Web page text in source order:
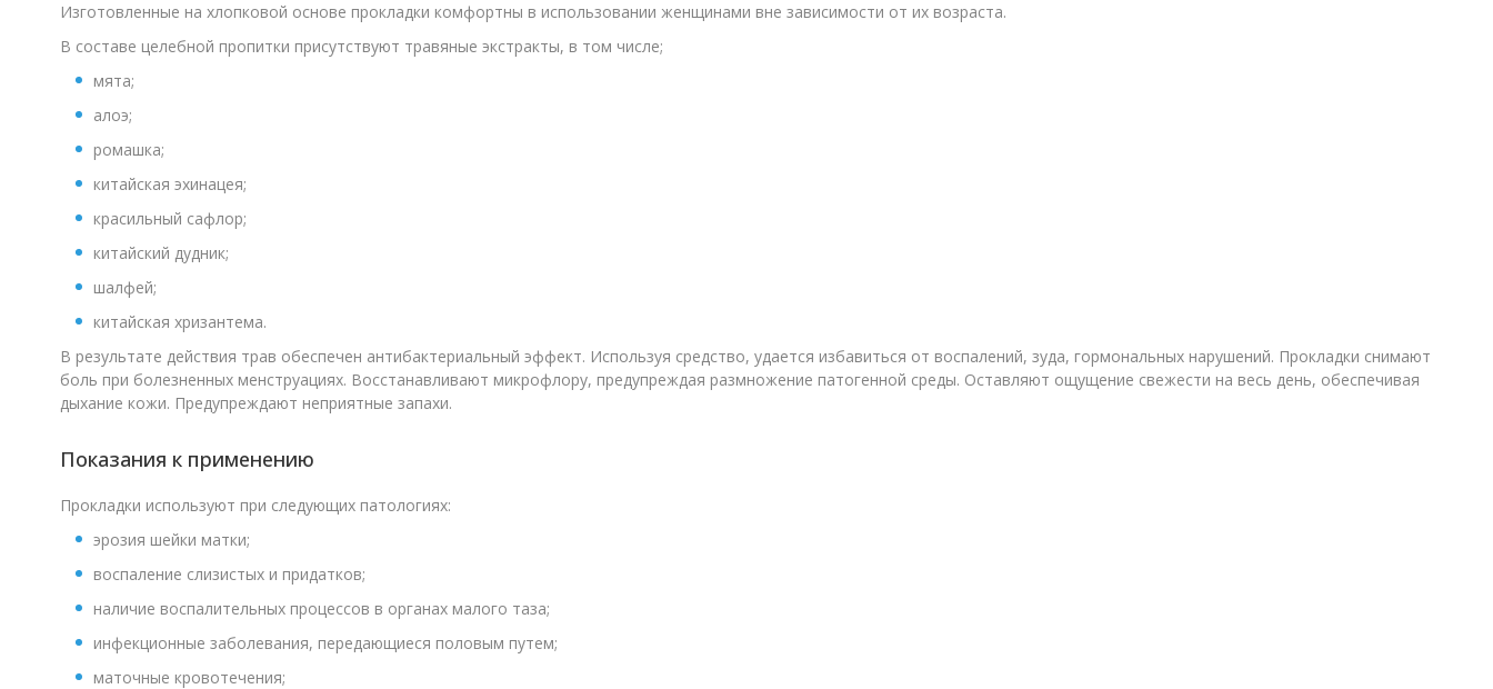
Изготовленные на хлопковой основе прокладки комфортны в использовании женщинами вне зависимости от их возраста.
В составе целебной пропитки присутствуют травяные экстракты, в том числе;
мята;
алоэ;
ромашка;
китайская эхинацея;
красильный сафлор;
китайский дудник;
шалфей;
китайская хризантема.
В результате действия трав обеспечен антибактериальный эффект. Используя средство, удается избавиться от воспалений, зуда, гормональных нарушений. Прокладки снимают
боль при болезненных менструациях. Восстанавливают микрофлору, предупреждая размножение патогенной среды. Оставляют ощущение свежести на весь день, обеспечивая
дыхание кожи. Предупреждают неприятные запахи.
Показания к применению
Прокладки используют при следующих патологиях:
эрозия шейки матки;
воспаление слизистых и придатков;
наличие воспалительных процессов в органах малого таза;
инфекционные заболевания, передающиеся половым путем;
маточные кровотечения;